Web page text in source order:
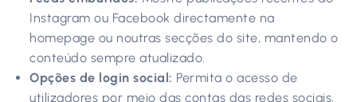
Instagram ou Facebook directamente na
homepage ou noutras secções do site, mantendo o
conteúdo sempre atualizado.
Opções de login social: Permita o acesso de
utilizadores por meio das contas das redes sociais,